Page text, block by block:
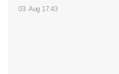
03. Aug 17:43